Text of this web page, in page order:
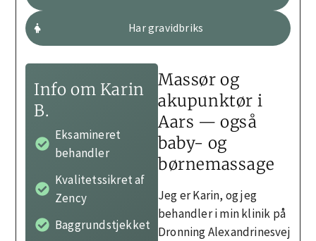
Har gravidbriks
Info om Karin
B.
Eksamineret
behandler
Kvalitetssikret af
Zency
Baggrundstjekket
Massør og
akupunktør i
Aars — også
baby- og
børnemassage
Jeg er Karin, og jeg
behandler i min klinik på
Dronning Alexandrinesvej